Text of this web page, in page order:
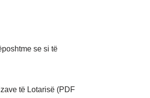
se si të
të Lotarisë (PDF